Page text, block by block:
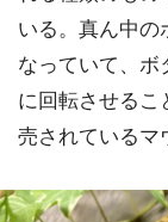
いる。真ん中の
なっていて、ボ
に回転させるこ
売されているマ